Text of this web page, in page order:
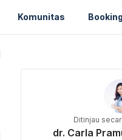
Komunitas
Ditinjau
dr. Carla